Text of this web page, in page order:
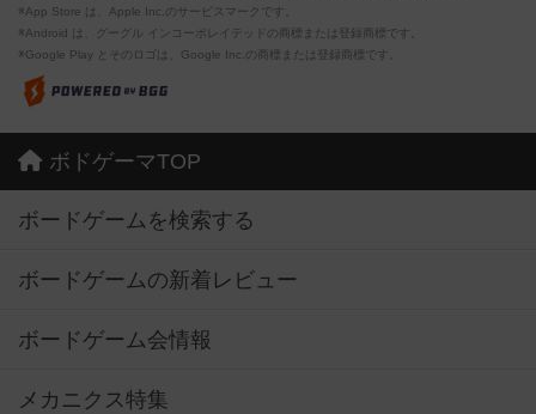
※App Store は、Apple Inc.のサービスマークです。
※Android は、グーグル インコーポレイテッドの商標または登録商標です。
※Google Play とそのロゴは、Google Inc.の商標または登録商標です。
ボドゲーマTOP
ボードゲームを検索する
ボードゲームの新着レビュー
ボードゲーム会情報
メカニクス特集